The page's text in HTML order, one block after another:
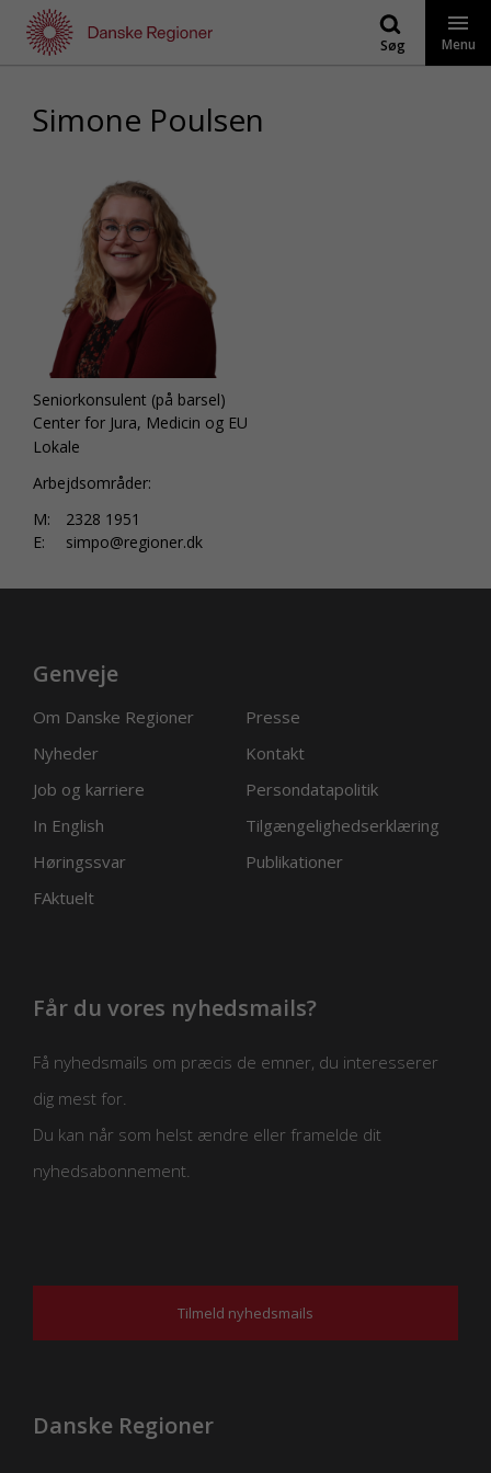
indhold
Søg Menu
Simone Poulsen
Seniorkonsulent (på barsel)
Center for Jura, Medicin og EU
Lokale
Arbejdsområder:
M:
2328 1951
E:
simpo@regioner.dk
Genveje
Om Danske Regioner
Presse
Nyheder
Kontakt
Job og karriere
Persondatapolitik
In English
Tilgængelighedserklæring
Høringssvar
Publikationer
FAktuelt
Får du vores nyhedsmails?
Få nyhedsmails om præcis de emner, du interesserer
dig mest for.
Du kan når som helst ændre eller framelde dit
nyhedsabonnement.
Tilmeld nyhedsmails
Danske Regioner